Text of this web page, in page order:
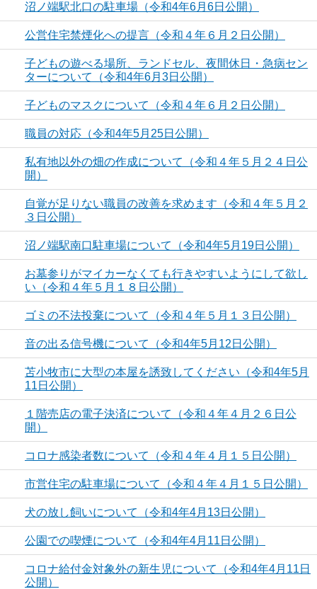
沼ノ端駅北口の駐車場（令和4年6月6日公開）
公営住宅禁煙化への提言（令和４年６月２日公開）
子どもの遊べる場所、ランドセル、夜間休日・急病セン
ターについて（令和4年6月3日公開）
子どものマスクについて（令和４年６月２日公開）
職員の対応（令和4年5月25日公開）
私有地以外の畑の作成について（令和４年５月２４日公
開）
自覚が足りない職員の改善を求めます（令和４年５月２
３日公開）
沼ノ端駅南口駐車場について（令和4年5月19日公開）
お墓参りがマイカーなくても行きやすいようにして欲し
い（令和４年５月１８日公開）
ゴミの不法投棄について（令和４年５月１３日公開）
音の出る信号機について（令和4年5月12日公開）
苫小牧市に大型の本屋を誘致してください（令和4年5月
11日公開）
１階売店の電子決済について（令和４年４月２６日公
開）
コロナ感染者数について（令和４年４月１５日公開）
市営住宅の駐車場について（令和４年４月１５日公開）
犬の放し飼いについて（令和4年4月13日公開）
公園での喫煙について（令和4年4月11日公開）
コロナ給付金対象外の新生児について（令和4年4月11日
公開）